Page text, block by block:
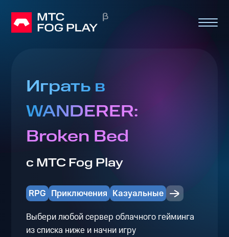
Играть в
WANDERER:
Broken Bed
с МТС Fog Play
RPG Приключения Казуальные
Выбери любой сервер облачного гейминга
из списка ниже и начни игру